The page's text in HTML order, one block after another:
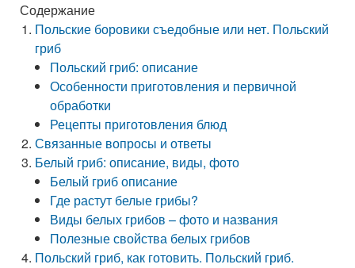
Содержание
Польские боровики съедобные или нет. Польский
гриб
Польский гриб: описание
Особенности приготовления и первичной
обработки
Рецепты приготовления блюд
Связанные вопросы и ответы
Белый гриб: описание, виды, фото
Белый гриб описание
Где растут белые грибы?
Виды белых грибов – фото и названия
Полезные свойства белых грибов
Польский гриб, как готовить. Польский гриб.